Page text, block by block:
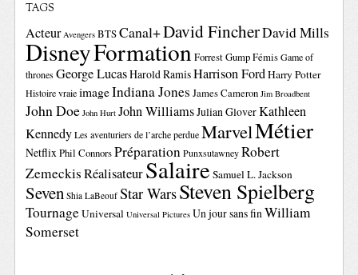
TAGS
Acteur Avengers BTSCanal+David FincherDavid Mills
DisneyFormationForrest GumpFémis Game of
thrones George LucasHarold RamisHarrison FordHarry Potter
Histoire vraie imageIndiana Jones James Cameron Jim Broadbent
John Doe John Hurt John WilliamsJulian GloverKathleen
Kennedy Les aventuriers de l’arche perdue MarvelMétier
NetflixPhil ConnorsPréparation Punxsutawney Robert
ZemeckisRéalisateurSalaire Samuel L. Jackson
Seven Shia LaBeouf Star WarsSteven Spielberg
TournageUniversal Universal Pictures Un jour sans finWilliam
Somerset